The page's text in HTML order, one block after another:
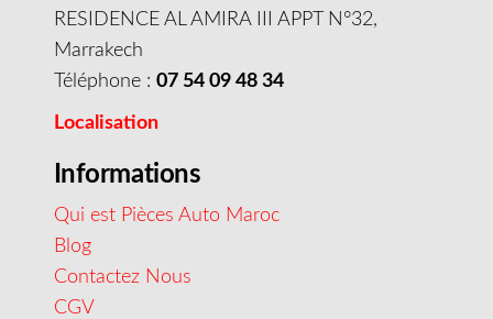
RESIDENCE AL AMIRA III APPT N°32,
Marrakech
Téléphone : 07 54 09 48 34
Localisation
Informations
Qui est Pièces Auto Maroc
Blog
Contactez Nous
CGV